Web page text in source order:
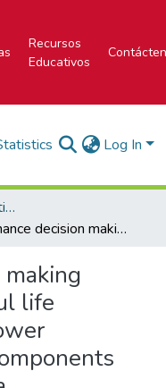
Recursos
Educativos
Log In
Portal de Revistas del Instituto Tecnológico de Costa Rica
Maintenance decision making model based on useful life prediction for wind power generation systems components installed in Costa Rica
life